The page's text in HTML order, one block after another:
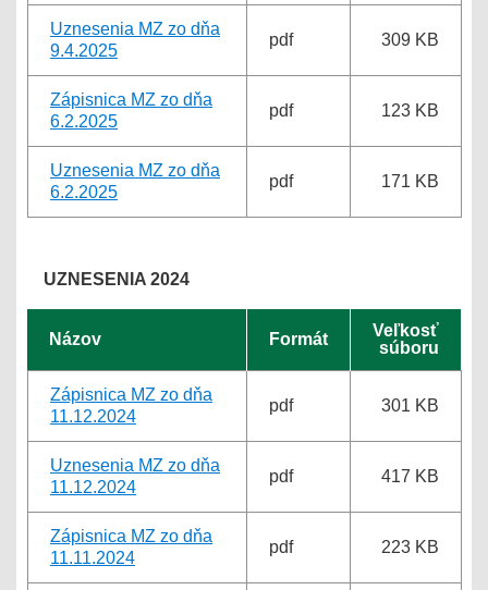
Uznesenia MZ zo dňa
9.4.2025
pdf 309 KB
Zápisnica MZ zo dňa
6.2.2025
pdf 123 KB
Uznesenia MZ zo dňa
6.2.2025
pdf 171 KB
UZNESENIA 2024
Názov Formát
Veľkosť
súboru
Zápisnica MZ zo dňa
11.12.2024
pdf 301 KB
Uznesenia MZ zo dňa
11.12.2024
pdf 417 KB
Zápisnica MZ zo dňa
11.11.2024
pdf 223 KB